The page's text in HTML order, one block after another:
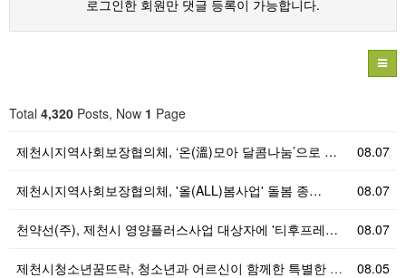
로그인한 회원만 댓글 등록이 가능합니다.
Total 4,320 Posts, Now 1 Page
08.07
제천시지역사회보장협의체, ‘온(溫)모아 달콤나눔’으로 …
08.07
제천시지역사회보장협의체, '올(ALL)봄사업' 돌봄 종…
08.07
천약선(주), 제천시 영양플러스사업 대상자에 '티후프레…
08.05
제천시청소년꿈뜨락, 청소년과 어르신이 함께한 특별한 영…